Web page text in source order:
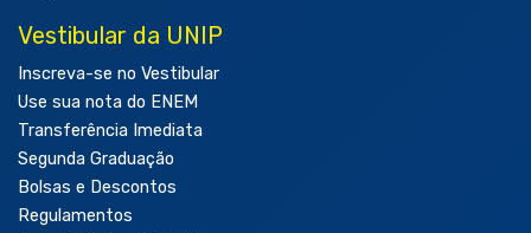
Vestibular da UNIP
Inscreva-se no Vestibular
Use sua nota do ENEM
Transferência Imediata
Segunda Graduação
Bolsas e Descontos
Regulamentos